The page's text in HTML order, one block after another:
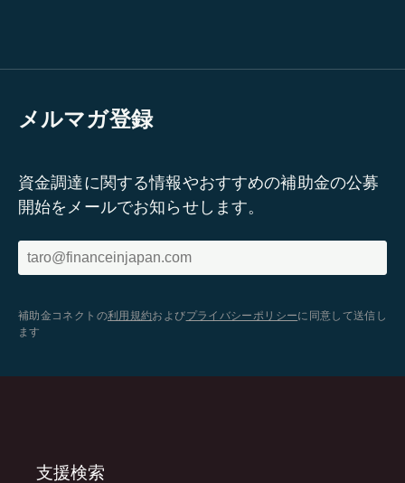
メルマガ登録
資金調達に関する情報やおすすめの補助金の公募
開始をメールでお知らせします。
補助金コネクトの利用規約およびプライバシーポリシーに同意して送信し
ます
支援検索